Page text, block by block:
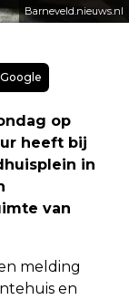
Barneveld.nieuws.nl
op
heeft bij
in
van
melding
en